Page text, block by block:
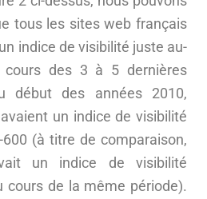
tous les sites web français
indice de visibilité juste au-
des 3 à 5 dernières
début des années 2010,
un indice de visibilité
(à titre de comparaison,
un indice de visibilité
cours de la même période).